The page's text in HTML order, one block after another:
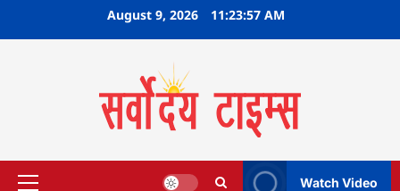
August 9, 2026 11:23:58 AM
Watch Video